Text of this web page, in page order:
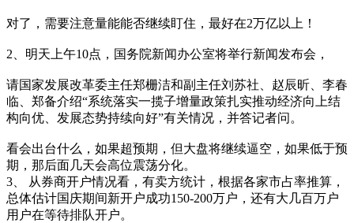
对了，需要注意量能能否继续盯住，最好在2万亿以上！
2、明天上午10点，国务院新闻办公室将举行新闻发布会，
请国家发展改革委主任郑栅洁和副主任刘苏社、赵辰昕、李春
临、郑备介绍“系统落实一揽子增量政策扎实推动经济向上结
构向优、发展态势持续向好”有关情况，并答记者问。
看会出台什么，如果超预期，但大盘将继续逼空，如果低于预
期，那后面几天会高位震荡分化。
3、 从券商开户情况看，有卖方统计，根据各家市占率推算，
总体估计国庆期间新开户成功150-200万户，还有大几百万户
用户在等待排队开户。